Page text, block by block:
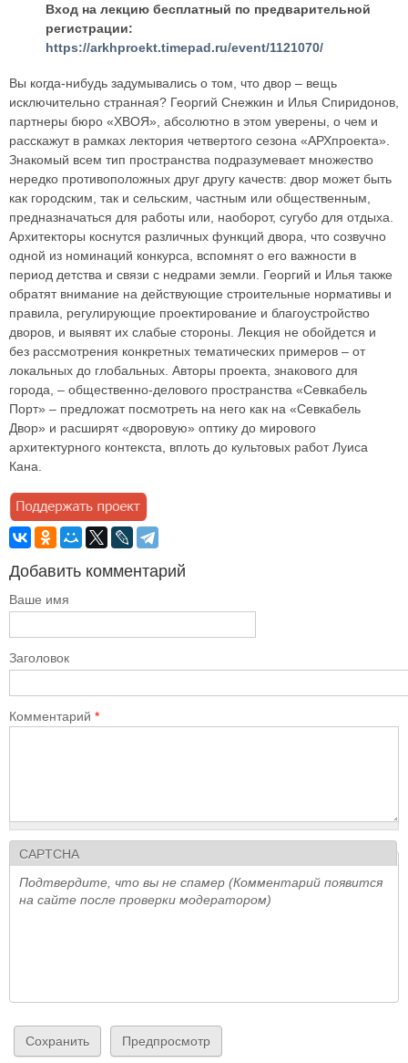
Вход на лекцию бесплатный по предварительной
регистрации:
https://arkhproekt.timepad.ru/event/1121070/
Вы когда-нибудь задумывались о том, что двор – вещь
исключительно странная? Георгий Снежкин и Илья Спиридонов,
партнеры бюро «ХВОЯ», абсолютно в этом уверены, о чем и
расскажут в рамках лектория четвертого сезона «АРХпроекта».
Знакомый всем тип пространства подразумевает множество
нередко противоположных друг другу качеств: двор может быть
как городским, так и сельским, частным или общественным,
предназначаться для работы или, наоборот, сугубо для отдыха.
Архитекторы коснутся различных функций двора, что созвучно
одной из номинаций конкурса, вспомнят о его важности в
период детства и связи с недрами земли. Георгий и Илья также
обратят внимание на действующие строительные нормативы и
правила, регулирующие проектирование и благоустройство
дворов, и выявят их слабые стороны. Лекция не обойдется и
без рассмотрения конкретных тематических примеров – от
локальных до глобальных. Авторы проекта, знакового для
города, – общественно-делового пространства «Севкабель
Порт» – предложат посмотреть на него как на «Севкабель
Двор» и расширят «дворовую» оптику до мирового
архитектурного контекста, вплоть до культовых работ Луиса
Кана.
Добавить комментарий
Ваше имя
Заголовок
Комментарий *
CAPTCHA
Подтвердите, что вы не спамер (Комментарий появится
на сайте после проверки модератором)